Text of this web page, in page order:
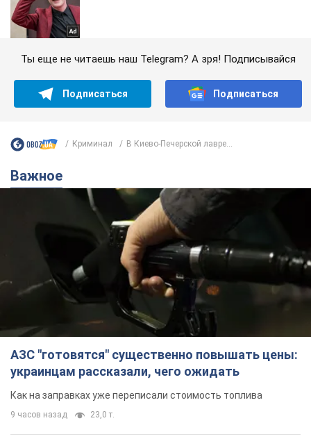
Ты еще не читаешь наш Telegram? А зря! Подписывайся
Подписаться Подписаться
Криминал В Киево-Печерской лавре...
Важное
АЗС "готовятся" существенно повышать цены:
украинцам рассказали, чего ожидать
Как на заправках уже переписали стоимость топлива
9 часов назад 23,0 т.